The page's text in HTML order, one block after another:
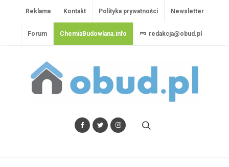
Reklama Kontakt Polityka prywatności Newsletter
Forum ChemiaBudowlana.info redakcja@obud.pl